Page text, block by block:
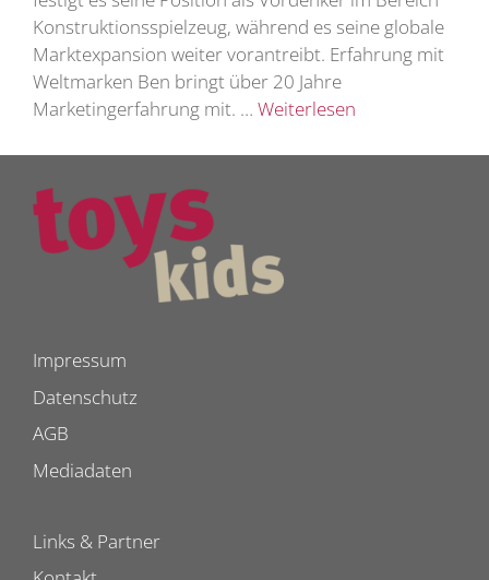
Konstruktionsspielzeug, während es seine globale
Marktexpansion weiter vorantreibt. Erfahrung mit
Weltmarken Ben bringt über 20 Jahre
Marketingerfahrung mit. … Weiterlesen
Impressum
Datenschutz
AGB
Mediadaten
Links & Partner